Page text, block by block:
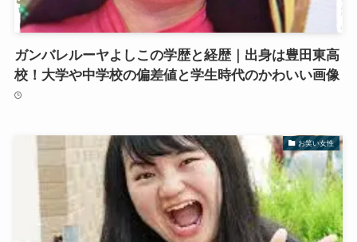
ガンバレルーヤよしこの学歴と経歴｜出身は豊田東高
校！大学や中学校の偏差値と学生時代のかわいい画像
お笑い女性